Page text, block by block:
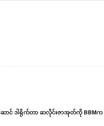
ောင် ဒါရိုက်တာ ဆလိုင်းဇာအုတ်ကို